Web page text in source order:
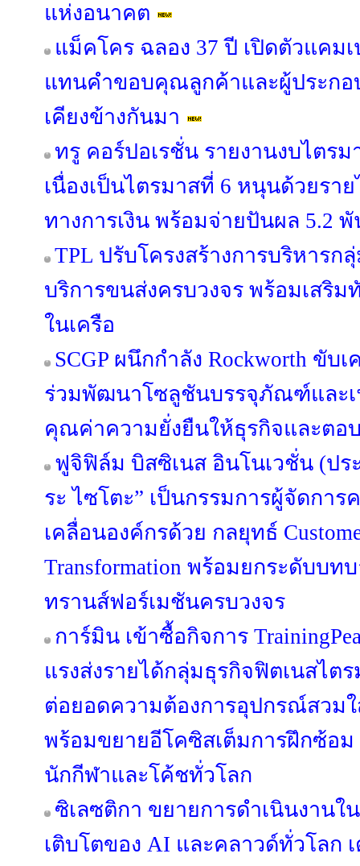
แห่งอนาคต
แม็คโคร ฉลอง 37 ปี เปิดตัวแคม
แทนคำขอบคุณลูกค้าและผู้ประกอ
เคียงข้างกันมา
ทรู คอร์ปอเรชั่น รายงานงบไตรม
เนื่องเป็นไตรมาสที่ 6 หนุนด้วยรา
ทางการเงิน พร้อมจ่ายปันผล 5.2
TPL ปรับโครงสร้างการบริหาร
บริการขนส่งครบวงจร พร้อมเสริม
ในเครือ
SCGP ผนึกกำลัง Rockworth ขับ
ร่วมพัฒนาโซลูชันบรรจุภัณฑ์และเ
คุณค่าความยั่งยืนให้ธุรกิจและตอ
ฟูจิฟิล์ม บิสซิเนส อินโนเวชั่น (ปร
ระ ไซโตะ” เป็นกรรมการผู้จัดกา
เคลื่อนองค์กรด้วย กลยุทธ์
Transformation พร้อมยกระดับบ
ทรานส์ฟอร์เมชันครบวงจร
การ์มิน เข้าซื้อกิจการ
แรงส่งรายได้กลุ่มธุรกิจฟิตเนสไตร
ต่อยอดความต้องการอุปกรณ์สวม
พร้อมขยายอีโคซิสเต็มการฝึกซ้อ
นักกีฬาและโค้ชทั่วโลก
ซิเลซติกา ขยายการดำเนินงานใ
เติบโตของ AI และคลาวด์ทั่วโลก